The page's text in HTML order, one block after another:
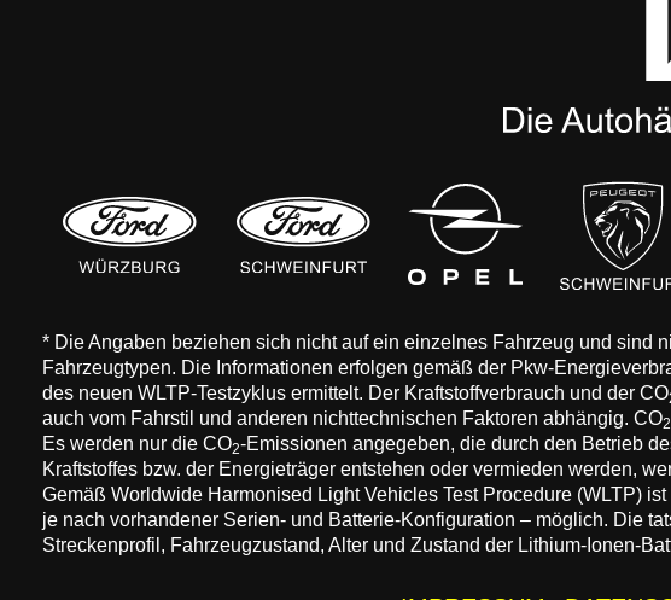
* Die Angaben beziehen sich nicht auf ein einzelnes Fahrzeug und
Fahrzeugtypen. Die Informationen erfolgen gemäß der Pkw-
des neuen WLTP-Testzyklus ermittelt. Der Kraftstoffverbrauch und der CO
auch vom Fahrstil und anderen nichttechnischen Faktoren abhängig. CO2
Es werden nur die CO2-Emissionen angegeben, die durch den Betrieb
Kraftstoffes bzw. der Energieträger entstehen oder vermieden werden,
Gemäß Worldwide Harmonised Light Vehicles Test Procedure (WLTP)
je nach vorhandener Serien- und Batterie-Konfiguration – möglich. Die
Streckenprofil, Fahrzeugzustand, Alter und Zustand der Lithium-Ionen-